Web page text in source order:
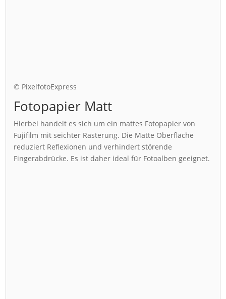
© PixelfotoExpress
Fotopapier Matt
Hierbei handelt es sich um ein mattes Fotopapier von
Fujifilm mit seichter Rasterung. Die Matte Oberfläche
reduziert Reflexionen und verhindert störende
Fingerabdrücke. Es ist daher ideal für Fotoalben geeignet.